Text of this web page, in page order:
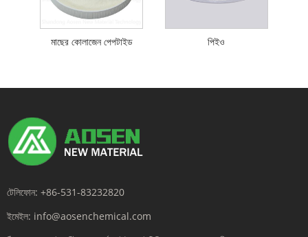
মাছের কোলাজেন পেপটাইড পিইও
টেলিফোন: +86-531-83232820
ইমেইল: info@aosenchemical.com